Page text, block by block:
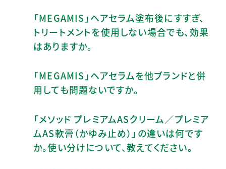
「MEGAMIS」ヘアセラム塗布後にすすぎ、
トリートメントを使用しない場合でも、効果
はありますか。
「MEGAMIS」ヘアセラムを他ブランドと併
用しても問題ないですか。
「メソッド プレミアムASクリーム／プレミア
ムAS軟膏（かゆみ止め）」の違いは何です
か。使い分けについて、教えてください。